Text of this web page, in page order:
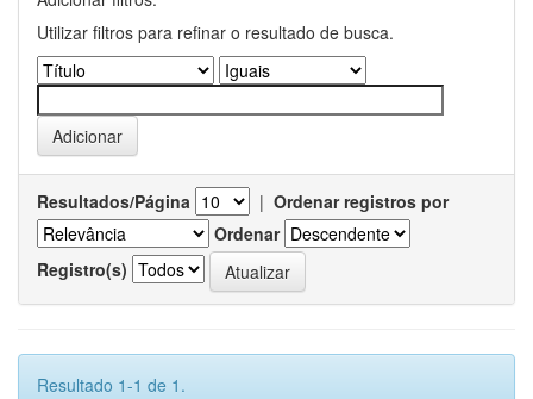
Utilizar filtros para refinar o resultado de busca.
Resultados/Página | Ordenar registros por
Ordenar
Registro(s)
Resultado 1-1 de 1.